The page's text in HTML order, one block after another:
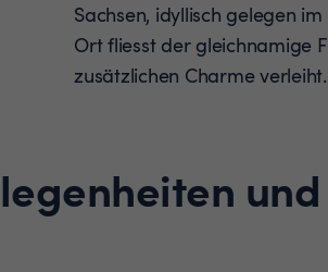
Sachsen, idyllisch gelegen
Ort fliesst der gleichnamige
zusätzlichen Charme verleiht.